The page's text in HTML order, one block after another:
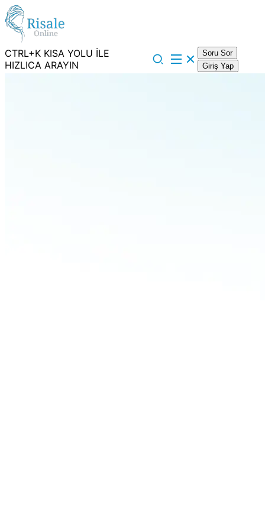
CTRL+K KISA YOLU İLE
HIZLICA ARAYIN
Soru Sor
Giriş Yap